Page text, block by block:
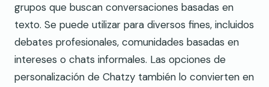
grupos que buscan conversaciones basadas en
texto. Se puede utilizar para diversos fines, incluidos
debates profesionales, comunidades basadas en
intereses o chats informales. Las opciones de
personalización de Chatzy también lo convierten en